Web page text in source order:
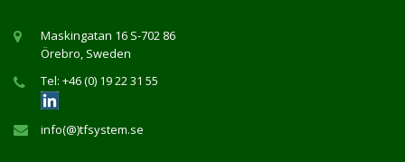
Maskingatan 16 S-702 86
Örebro, Sweden
Tel: +46 (0) 19 22 31 55
info(@)tfsystem.se